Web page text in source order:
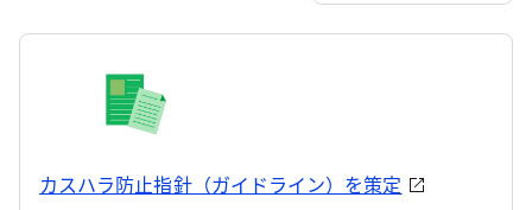
カスハラ防止指針（ガイドライン）を策定